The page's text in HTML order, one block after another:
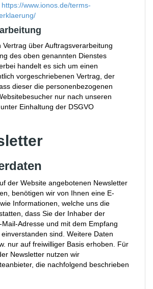
https://www.ionos.de/terms-
Vertrag über Auftragsverarbeitung
des oben genannten Dienstes
handelt es sich um einen
vorgeschriebenen Vertrag, der
dieser die personenbezogenen
nur nach unseren
Einhaltung der DSGVO
der Website angebotenen Newsletter
benötigen wir von Ihnen eine E-
Informationen, welche uns die
dass Sie der Inhaber der
Adresse und mit dem Empfang
sind. Weitere Daten
nur auf freiwilliger Basis erhoben. Für
Newsletter nutzen wir
die nachfolgend beschrieben